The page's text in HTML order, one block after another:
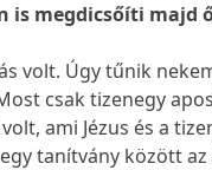
is megdicsőíti
volt. Úgy tűnik
csak tizenegy
ami Jézus és a
tanítvány között